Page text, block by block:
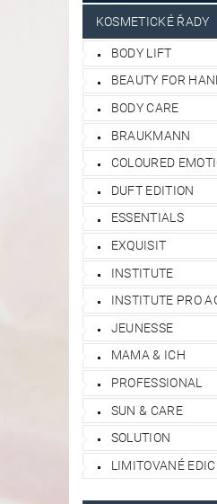
KOSMETICKÉ ŘADY
BODY LIFT
BEAUTY FOR
BODY CARE
BRAUKMANN
COLOURED
DUFT EDITION
ESSENTIALS
EXQUISIT
INSTITUTE
INSTITUTE PRO
JEUNESSE
MAMA & ICH
PROFESSIONAL
SUN & CARE
SOLUTION
LIMITOVANÉ